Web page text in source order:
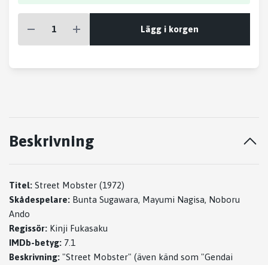
Lägg i korgen
Beskrivning
Titel: Street Mobster (1972)
Skådespelare: Bunta Sugawara, Mayumi Nagisa, Noboru
Ando
Regissör: Kinji Fukasaku
IMDb-betyg: 7.1
Beskrivning: "Street Mobster" (även känd som "Gendai